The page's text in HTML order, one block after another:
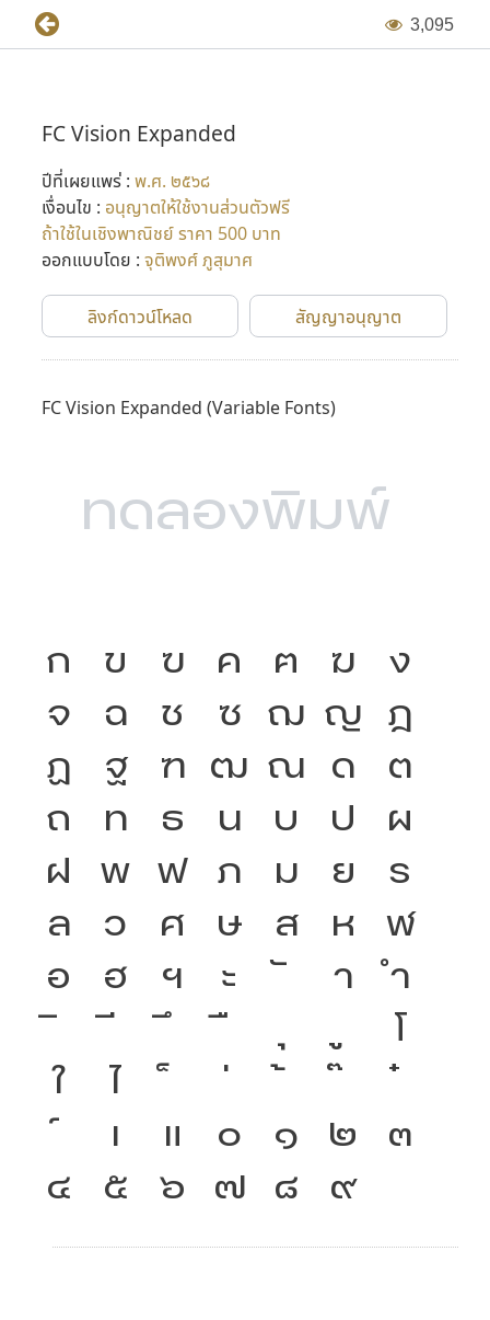
3,095
FC Vision Expanded
ปีที่เผยแพร่ : พ.ศ. ๒๕๖๘
เงื่อนไข : อนุญาตให้ใช้งานส่วนตัวฟรี
ถ้าใช้ในเชิงพาณิชย์ ราคา 500 บาท
ออกแบบโดย : จุติพงศ์ ภูสุมาศ
ลิงก์ดาวน์โหลด สัญญาอนุญาต
FC Vision Expanded (Variable Fonts)
ก ข ฃ ค ฅ ฆ
ง
จ
ฉ ช ซ ฌ ญ
ฎ
ฏ
ฐ ฑ ฒ ณ ด
ต
ถ
ท ธ น บ ป
ผ
ฝ
พ ฟ ภ ม ย
ร
ล
ว ศ ษ ส ห
ฬ
อ
ฮ ฯ ะ า
ำ
โ
ใ
ไ
เ
แ ๐ ๑ ๒
๓
๔
๕ ๖ ๗ ๘ ๙